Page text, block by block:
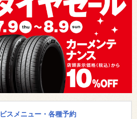
スメニュー・各種予約